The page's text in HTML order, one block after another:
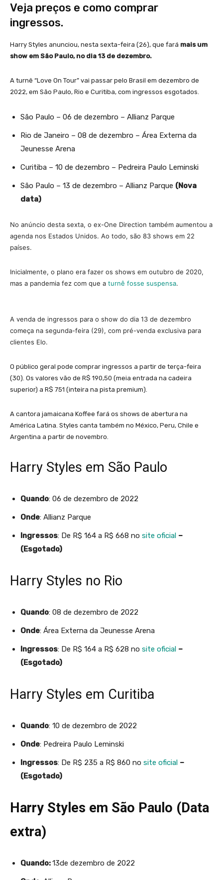
Veja preços e como comprar
ingressos.
Harry Styles anunciou, nesta sexta-feira (26), que fará mais um
show em São Paulo, no dia 13 de dezembro.
A turnê “Love On Tour” vai passar pelo Brasil em dezembro de
2022, em São Paulo, Rio e Curitiba, com ingressos esgotados.
São Paulo – 06 de dezembro – Allianz Parque
Rio de Janeiro – 08 de dezembro – Área Externa da
Jeunesse Arena
Curitiba – 10 de dezembro – Pedreira Paulo Leminski
São Paulo – 13 de dezembro – Allianz Parque (Nova
data)
No anúncio desta sexta, o ex-One Direction também aumentou a
agenda nos Estados Unidos. Ao todo, são 83 shows em 22
países.
Inicialmente, o plano era fazer os shows em outubro de 2020,
mas a pandemia fez com que a turnê fosse suspensa.
A venda de ingressos para o show do dia 13 de dezembro
começa na segunda-feira (29), com pré-venda exclusiva para
clientes Elo.
O público geral pode comprar ingressos a partir de terça-feira
(30). Os valores vão de R$ 190,50 (meia entrada na cadeira
superior) a R$ 751 (inteira na pista premium)
A cantora jamaicana Koffee fará os shows de abertura na
América Latina. Styles canta também no México, Peru, Chile e
Argentina a partir de novembro.
Harry Styles em São Paulo
Quando: 06 de dezembro de 2022
Onde: Allianz Parque
Ingressos: De R$ 164 a R$ 668 no site oficial –
(Esgotado)
Harry Styles no Rio
Quando: 08 de dezembro de 2022
Onde: Área Externa da Jeunesse Arena
Ingressos: De R$ 164 a R$ 628 no site oficial –
(Esgotado)
Harry Styles em Curitiba
Quando: 10 de dezembro de 2022
Onde: Pedreira Paulo Leminski
Ingressos: De R$ 235 a R$ 860 no site oficial –
(Esgotado)
Harry Styles em São Paulo (Data
extra)
Quando:13de dezembro de 2022